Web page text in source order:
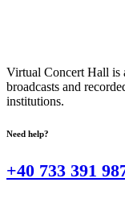
Virtual Concert Hall is
broadcasts and
institutions.
Need help?
+40 733 391